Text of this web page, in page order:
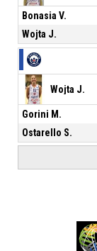
Bonasia V.
Wojta J.
Wojta J.
Gorini M.
Ostarello S.